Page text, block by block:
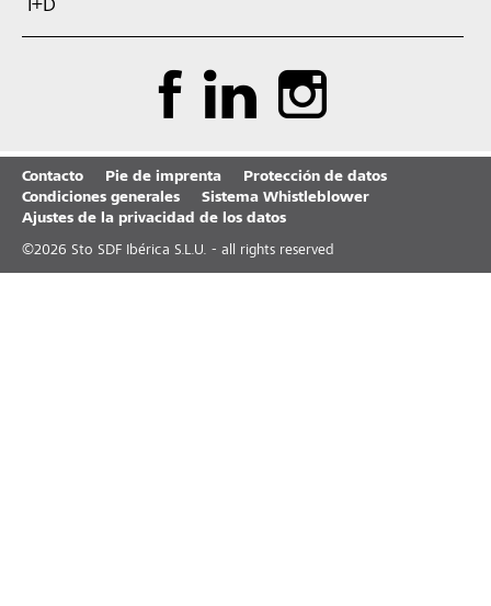
I+D
Contacto Pie de imprenta
Protección de datos
Condiciones generales
Sistema Whistleblower
Ajustes de la privacidad de los datos
©2026 Sto SDF Ibérica S.L.U. - all rights reserved